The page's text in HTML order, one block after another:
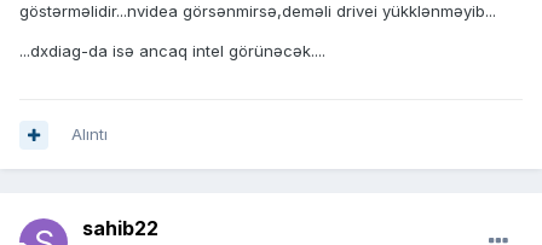
göstərməlidir...nvidea görsənmirsə,deməli drivei yükklənməyib...
...dxdiag-da isə ancaq intel görünəcək....
Alıntı
sahib22